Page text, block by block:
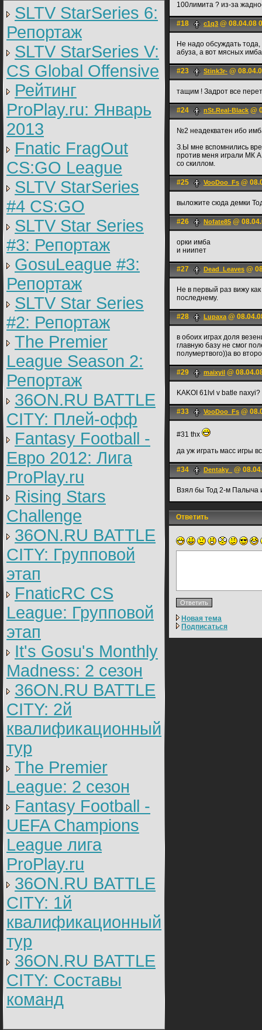
SLTV StarSeries 6:
Репортаж
SLTV StarSeries V:
CS Global Offensive
Рейтинг
ProPlay.ru: Январь
2013
Fnatic FragOut
CS:GO League
SLTV StarSeries
#4 CS:GO
SLTV Star Series
#3: Репортаж
GosuLeague #3:
Репортаж
SLTV Star Series
#2: Репортаж
The Premier
League Season 2:
Репортаж
36ON.RU BATTLE
CITY: Плей-офф
Fantasy Football -
Евро 2012: Лига
ProPlay.ru
Rising Stars
Challenge
36ON.RU BATTLE
CITY: Групповой
этап
FnaticRC CS
League: Групповой
этап
It's Gosu's Monthly
Madness: 2 сезон
36ON.RU BATTLE
CITY: 2й
квалификационный
тур
The Premier
League: 2 cезон
Fantasy Football -
UEFA Champions
League лига
ProPlay.ru
36ON.RU BATTLE
CITY: 1й
квалификационный
тур
36ON.RU BATTLE
CITY: Составы
команд
100лимита ? из-за
#18 c1q3 @ 08.04.08
Не надо обсуждать
абуза, а вот мясных
#23 Stink3r- @
тащим ! Задрот все
#24 nSt.Real-Black @
№2 неадекватен ибо
З.Ы мне вспомнились
против меня играли МК
со скиллом.
#25 VooDoo_Fs @
выложите сюда демки
#26 Nofate85 @
орки имба
и ниипет
#27 Dead_Leaves @
Не в первый раз вижу
последнему.
#28 Lupaxa@
в обоих играх доля
главную базу не смог
полумертвого))а во
#29 maixyil @
KAKOI 61lvl v batle
#33 VooDoo_Fs @
#31 thx
да уж играть масс игры
#34 Dentaky_ @
Взял бы Тод 2-м Палыча
Ответить
Новая тема
Подписаться